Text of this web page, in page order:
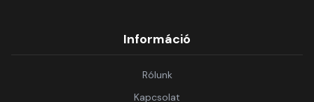
Információ
Rólunk
Kapcsolat